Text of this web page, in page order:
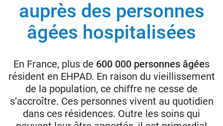
Legs
Presse
auprès des personnes
âgées hospitalisées
En France, plus de 600 000 personnes âgées
résident en EHPAD. En raison du vieillissement
de la population, ce chiffre ne cesse de
s’accroître. Ces personnes vivent au quotidien
dans ces résidences. Outre les soins qui